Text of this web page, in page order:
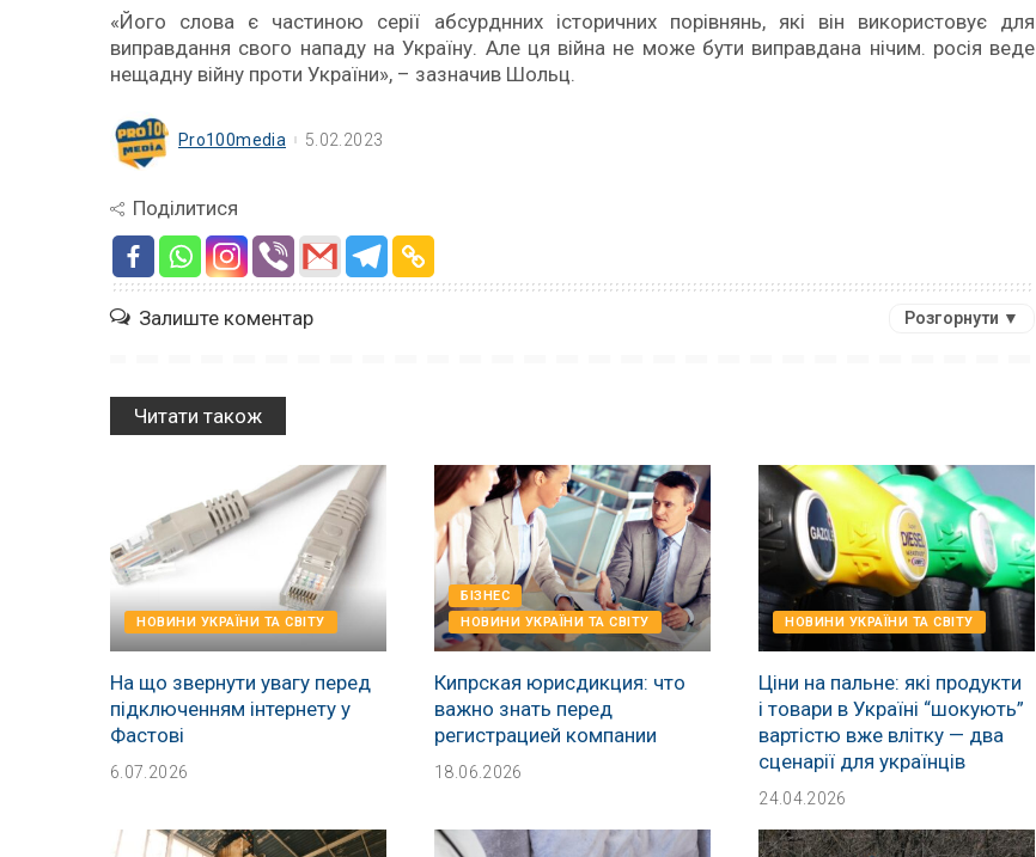
«Його слова є частиною серії абсурднних історичних порівнянь, які він використовує для
виправдання свого нападу на Україну. Але ця війна не може бути виправдана нічим. росія веде
нещадну війну проти України», – зазначив Шольц.
Pro100media 5.02.2023
Поділитися
Залиште коментар Розгорнути ▼
Читати також
НОВИНИ УКРАЇНИ ТА СВІТУ
На що звернути увагу перед
підключенням інтернету у
Фастові
6.07.2026
БІЗНЕС
НОВИНИ УКРАЇНИ ТА СВІТУ
Кипрская юрисдикция: что
важно знать перед
регистрацией компании
18.06.2026
НОВИНИ УКРАЇНИ ТА СВІТУ
Ціни на пальне: які продукти
і товари в Україні “шокують”
вартістю вже влітку — два
сценарії для українців
24.04.2026